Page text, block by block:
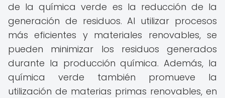
de la química verde es la reducción de la
generación de residuos. Al utilizar procesos
más eficientes y materiales renovables, se
pueden minimizar los residuos generados
durante la producción química. Además, la
química verde también promueve la
utilización de materias primas renovables, en